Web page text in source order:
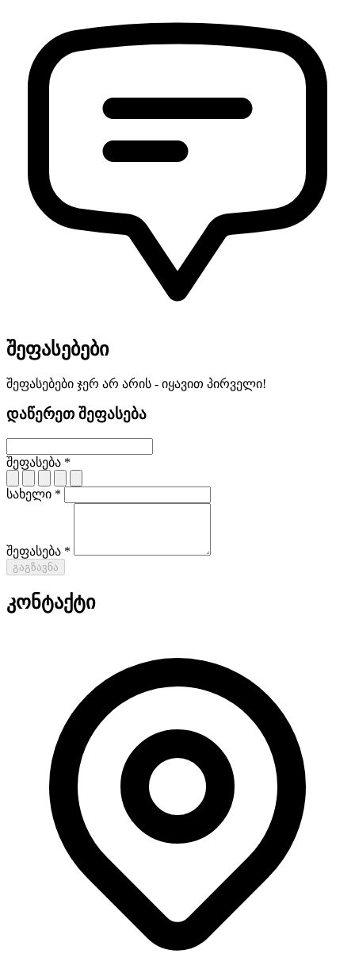
შეფასებები
შეფასებები ჯერ არ არის - იყავით პირველი!
დაწერეთ შეფასება
შეფასება *
სახელი *
შეფასება *
გაგზავნა
კონტაქტი